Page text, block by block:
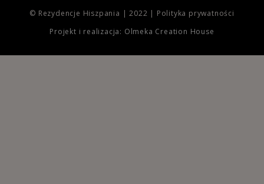
© Rezydencje Hiszpania | 2022 | Polityka prywatności
Projekt i realizacja: Olmeka Creation House